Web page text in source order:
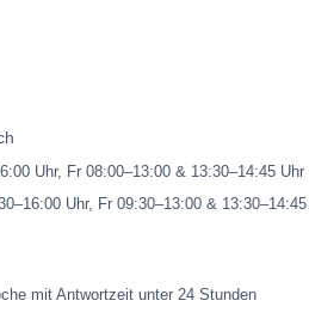
Uhr, Fr 08:00–13:00 & 13:30–14:45 Uhr
Uhr, Fr 09:30–13:00 & 13:30–14:45
mit Antwortzeit unter 24 Stunden